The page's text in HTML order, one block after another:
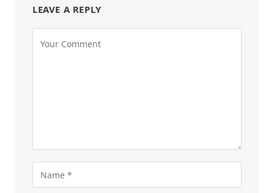
LEAVE A REPLY